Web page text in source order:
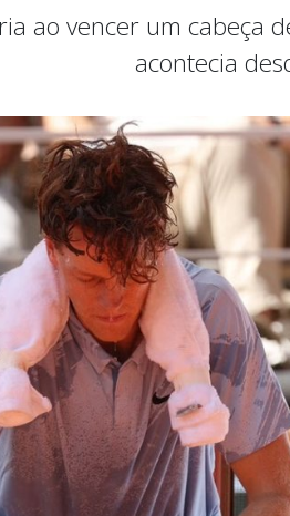
ao vencer um
acontecia